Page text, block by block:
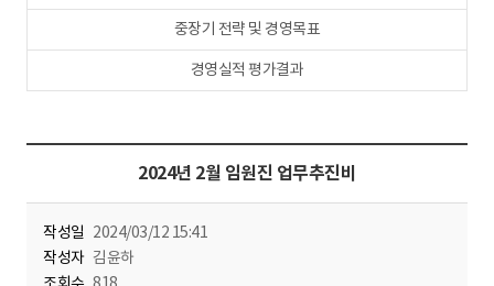
중장기 전략 및 경영목표
경영실적 평가결과
2024년 2월 임원진 업무추진비
작성일 2024/03/12 15:41
작성자 김윤하